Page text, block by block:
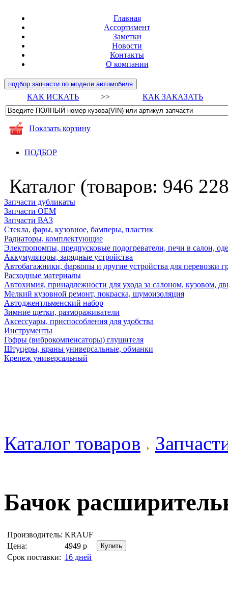
Главная
Ассортимент
Заметки
Новости
Контакты
О компании
подбор запчасти по модели автомобиля
КАК ИСКАТЬ >> КАК ЗАКАЗАТЬ
Показать корзину
ПОДБОР
Каталог (товаров: 946
Запчасти дубликаты
Запчасти ОЕМ
Запчасти ВАЗ
Стекла, фары, кузовное, бамперы, пластик
Радиаторы, комплектующие
Электропомпы, предпусковые подогреватели, печи в салон,
Аккумуляторы, зарядные устройства
Автобагажники, фаркопы и другие устройства для перевозки
Расходные материалы
Автохимия, принадлежности для ухода за салоном, кузовом,
Мелкий кузовной ремонт, покраска, шумоизоляция
Автоджентльменский набор
Зимние щетки, размораживатели
Аксессуары, приспособления для удобства
Инструменты
Гофры (виброкомпенсаторы) глушителя
Штуцеры, краны универсальные, обманки
Крепеж универсальный
Каталог товаров
Бачок
Производитель: KRAUF
Цена:
4949 р
Срок поставки: 16 дней